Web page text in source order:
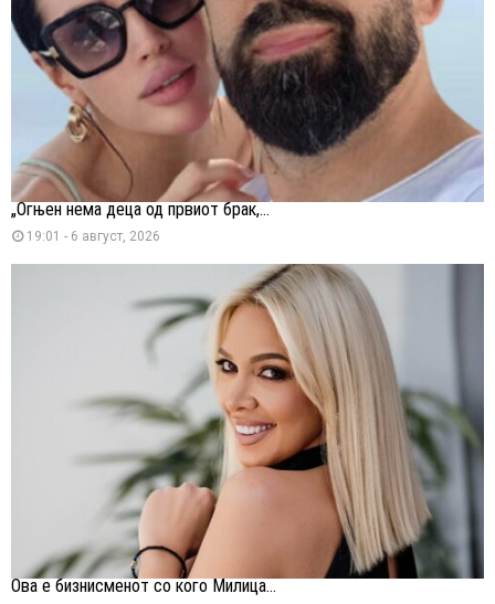
„Огњен нема деца од првиот брак,...
19:01 - 6 август, 2026
Ова е бизнисменот со кого Милица...